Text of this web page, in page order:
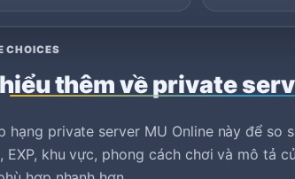
CHOICES
thêm về private
hạng private server MU Online này để so
EXP, khu vực, phong cách chơi và mô tả